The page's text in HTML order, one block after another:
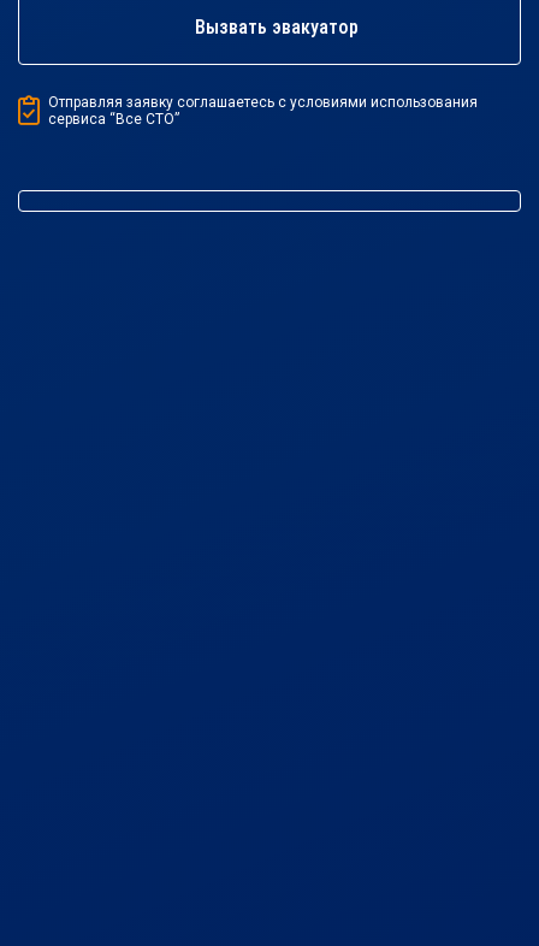
Вызвать эвакуатор
Отправляя заявку соглашаетесь с условиями использования
сервиса “Все СТО”